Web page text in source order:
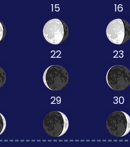
15 16
22 23
29 30